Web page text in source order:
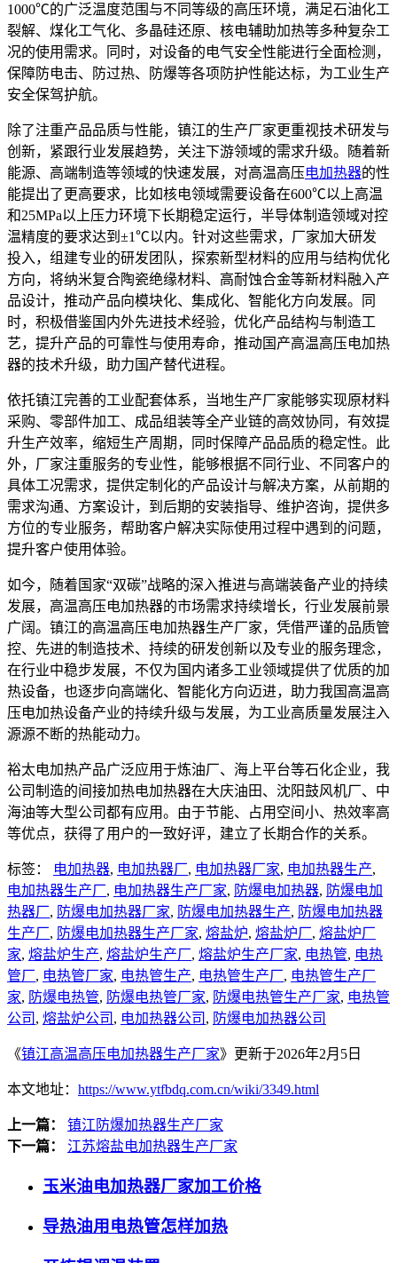
1000℃的广泛温度范围与不同等级的高压环境，满足石油化工
裂解、煤化工气化、多晶硅还原、核电辅助加热等多种复杂工
况的使用需求。同时，对设备的电气安全性能进行全面检测，
保障防电击、防过热、防爆等各项防护性能达标，为工业生产
安全保驾护航。
除了注重产品品质与性能，镇江的生产厂家更重视技术研发与
创新，紧跟行业发展趋势，关注下游领域的需求升级。随着新
能源、高端制造等领域的快速发展，对高温高压电加热器的性
能提出了更高要求，比如核电领域需要设备在600℃以上高温
和25MPa以上压力环境下长期稳定运行，半导体制造领域对控
温精度的要求达到±1℃以内。针对这些需求，厂家加大研发
投入，组建专业的研发团队，探索新型材料的应用与结构优化
方向，将纳米复合陶瓷绝缘材料、高耐蚀合金等新材料融入产
品设计，推动产品向模块化、集成化、智能化方向发展。同
时，积极借鉴国内外先进技术经验，优化产品结构与制造工
艺，提升产品的可靠性与使用寿命，推动国产高温高压电加热
器的技术升级，助力国产替代进程。
依托镇江完善的工业配套体系，当地生产厂家能够实现原材料
采购、零部件加工、成品组装等全产业链的高效协同，有效提
升生产效率，缩短生产周期，同时保障产品品质的稳定性。此
外，厂家注重服务的专业性，能够根据不同行业、不同客户的
具体工况需求，提供定制化的产品设计与解决方案，从前期的
需求沟通、方案设计，到后期的安装指导、维护咨询，提供多
方位的专业服务，帮助客户解决实际使用过程中遇到的问题，
提升客户使用体验。
如今，随着国家“双碳”战略的深入推进与高端装备产业的持续
发展，高温高压电加热器的市场需求持续增长，行业发展前景
广阔。镇江的高温高压电加热器生产厂家，凭借严谨的品质管
控、先进的制造技术、持续的研发创新以及专业的服务理念，
在行业中稳步发展，不仅为国内诸多工业领域提供了优质的加
热设备，也逐步向高端化、智能化方向迈进，助力我国高温高
压电加热设备产业的持续升级与发展，为工业高质量发展注入
源源不断的热能动力。
裕太电加热产品广泛应用于炼油厂、海上平台等石化企业，我
公司制造的间接加热电加热器在大庆油田、沈阳鼓风机厂、中
海油等大型公司都有应用。由于节能、占用空间小、热效率高
等优点，获得了用户的一致好评，建立了长期合作的关系。
标签： 电加热器, 电加热器厂, 电加热器厂家, 电加热器生产,
电加热器生产厂, 电加热器生产厂家, 防爆电加热器, 防爆电加
热器厂, 防爆电加热器厂家, 防爆电加热器生产, 防爆电加热器
生产厂, 防爆电加热器生产厂家, 熔盐炉, 熔盐炉厂, 熔盐炉厂
家, 熔盐炉生产, 熔盐炉生产厂, 熔盐炉生产厂家, 电热管, 电热
管厂, 电热管厂家, 电热管生产, 电热管生产厂, 电热管生产厂
家, 防爆电热管, 防爆电热管厂家, 防爆电热管生产厂家, 电热管
公司 , 熔盐炉公司 , 电加热器公司 , 防爆电加热器公司
《镇江高温高压电加热器生产厂家》更新于2026年2月5日
本文地址： https://www.ytfbdq.com.cn/wiki/3349.html
上一篇：
镇江防爆加热器生产厂家
下一篇：
江苏熔盐电加热器生产厂家
玉米油电加热器厂家加工价格
导热油用电热管怎样加热